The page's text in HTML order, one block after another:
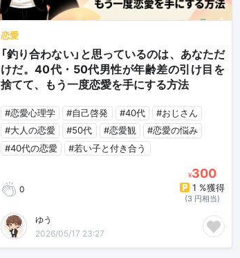
恋愛
「釣り合わない」と思っているのは、あなただ
けだ。40代・50代男性が年齢差の引け目を
捨てて、もう一度恋愛を手にする方法
#恋愛心理学 #自己啓発 #40代
#おじさん
#大人の恋愛
#50代 #恋愛観
#恋愛の悩み
#40代の恋愛
#若い子と付き合う
0
¥300
1 %獲得
(3 円相当)
ゆう
2026/05/17 23:27